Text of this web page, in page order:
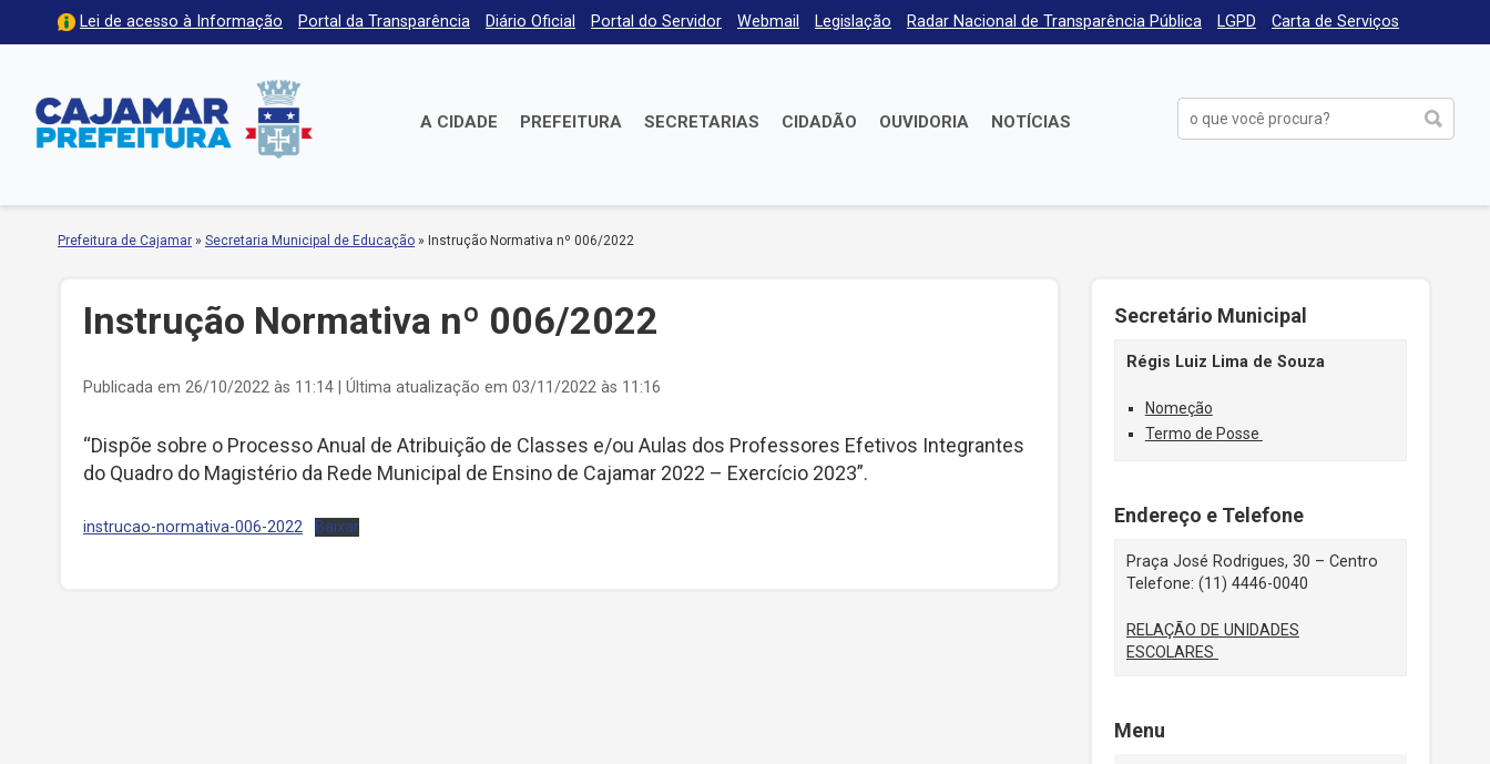
Lei de acesso à Informação Portal da Transparência Diário Oficial Portal do Servidor Webmail Legislação Radar Nacional de Transparência Pública LGPD Carta de Serviços
A CIDADE PREFEITURA SECRETARIAS CIDADÃO OUVIDORIA NOTÍCIAS
Prefeitura de Cajamar » Secretaria Municipal de Educação » Instrução Normativa nº 006/2022
Instrução Normativa nº 006/2022
Publicada em 26/10/2022 às 11:14 | Última atualização em 03/11/2022 às 11:16
“Dispõe sobre o Processo Anual de Atribuição de Classes e/ou Aulas dos Professores Efetivos Integrantes
do Quadro do Magistério da Rede Municipal de Ensino de Cajamar 2022 – Exercício 2023”.
instrucao-normativa-006-2022 Baixar
Secretário Municipal
Régis Luiz Lima de Souza
Nomeção
Termo de Posse
Endereço e Telefone
Praça José Rodrigues, 30 – Centro
Telefone: (11) 4446-0040
RELAÇÃO DE UNIDADES
ESCOLARES
Menu